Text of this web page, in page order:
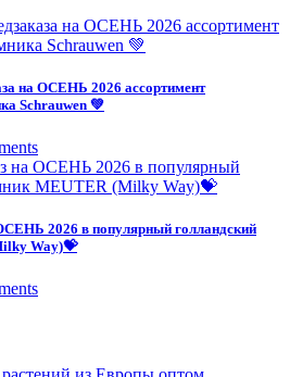
на ОСЕНЬ 2026 ассортимент
Schrauwen 💚
2026 в популярный голландский
Way)💝